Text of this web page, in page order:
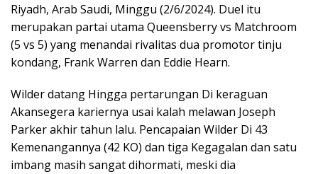
Riyadh, Arab Saudi, Minggu (2/6/2024). Duel itu
merupakan partai utama Queensberry vs Matchroom
(5 vs 5) yang menandai rivalitas dua promotor tinju
kondang, Frank Warren dan Eddie Hearn.
Wilder datang Hingga pertarungan Di keraguan
Akansegera kariernya usai kalah melawan Joseph
Parker akhir tahun lalu. Pencapaian Wilder Di 43
Kemenangannya (42 KO) dan tiga Kegagalan dan satu
imbang masih sangat dihormati, meski dia